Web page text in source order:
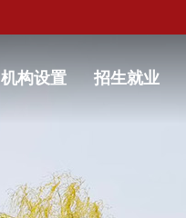
机构设置 招生就业